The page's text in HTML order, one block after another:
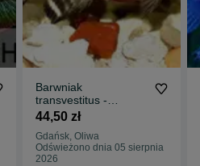
Barwniak
transvestitus -
Nanochromis
transvestitus - dowóz,
wysyłka
44,50 zł
Gdańsk, Oliwa
Odświeżono dnia 05 sierpnia
2026